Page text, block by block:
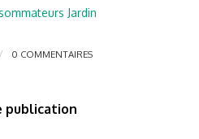
Jardin
/ 0 COMMENTAIRES
publication